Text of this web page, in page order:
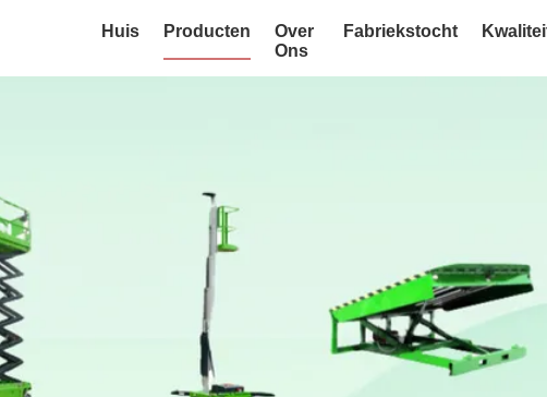
Huis Producten
Over
Ons
Fabriekstocht